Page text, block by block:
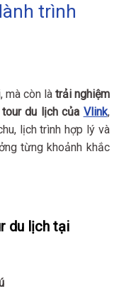
trình
mà còn là trải nghiệm
du lịch của Vlink,
lịch trình hợp lý và
từng khoảnh khắc
du lịch tại